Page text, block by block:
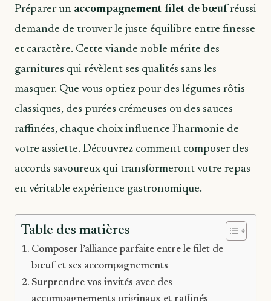
Préparer un accompagnement filet de bœuf réussi
demande de trouver le juste équilibre entre finesse
et caractère. Cette viande noble mérite des
garnitures qui révèlent ses qualités sans les
masquer. Que vous optiez pour des légumes rôtis
classiques, des purées crémeuses ou des sauces
raffinées, chaque choix influence l’harmonie de
votre assiette. Découvrez comment composer des
accords savoureux qui transformeront votre repas
en véritable expérience gastronomique.
Table des matières
Composer l’alliance parfaite entre le filet de
bœuf et ses accompagnements
Surprendre vos invités avec des